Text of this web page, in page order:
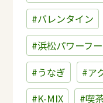
#バレンタイン
#浜松パワーフ
#うなぎ
#ア
#K-MIX
#喫